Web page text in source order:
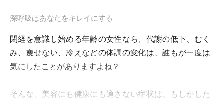
深呼吸はあなたをキレイにする
閉経を意識し始める年齢の女性なら、代謝の低下、むく
み、痩せない、冷えなどの体調の変化は、誰もが一度は
気にしたことがありますよね？
そんな、美容にも健康にも適さない症状は、もしかした